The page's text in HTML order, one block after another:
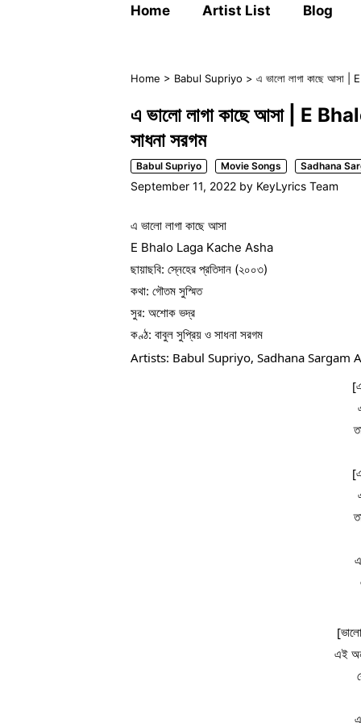
Home Artist List Blog
Home > Babul Supriyo > এ ভালো লাগা কাছে আসা |
এ ভালো লাগা কাছে আসা | E
সাধনা সরগম
Babul Supriyo Movie Songs Sadhana
September 11, 2022 by KeyLyrics Team
এ ভালো লাগা কাছে আসা
E Bhalo Laga Kache Asha
ছায়াছবি: স্নেহের প্রতিদান (২০০৩)
কথা: গৌতম সুস্মিত
সুর: অশোক ভদ্র
কণ্ঠ: বাবুল সুপ্রিয় ও সাধনা সরগম
Artists: Babul Supriyo, Sadhana Sargam
এই